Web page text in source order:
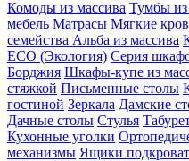
Комоды из массива Тумбы из
мебель Матрасы Мягкие
семейства Альба из массива
ECO (Экология) Серия
Борджия Шкафы-купе из
стяжкой Письменные столы
гостиной Зеркала Дамские
Дачные столы Стулья
Кухонные уголки
механизмы Ящики